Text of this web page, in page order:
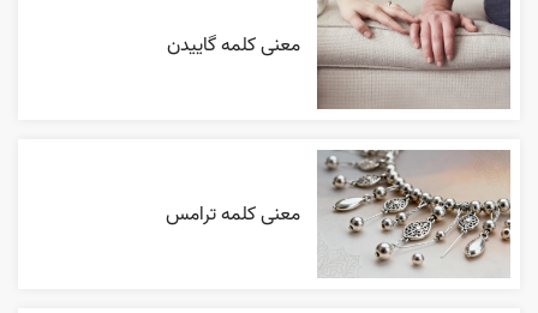
معنی کلمه گاییدن
معنی کلمه ترامس